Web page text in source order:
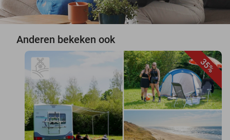
Anderen bekeken ook
35%